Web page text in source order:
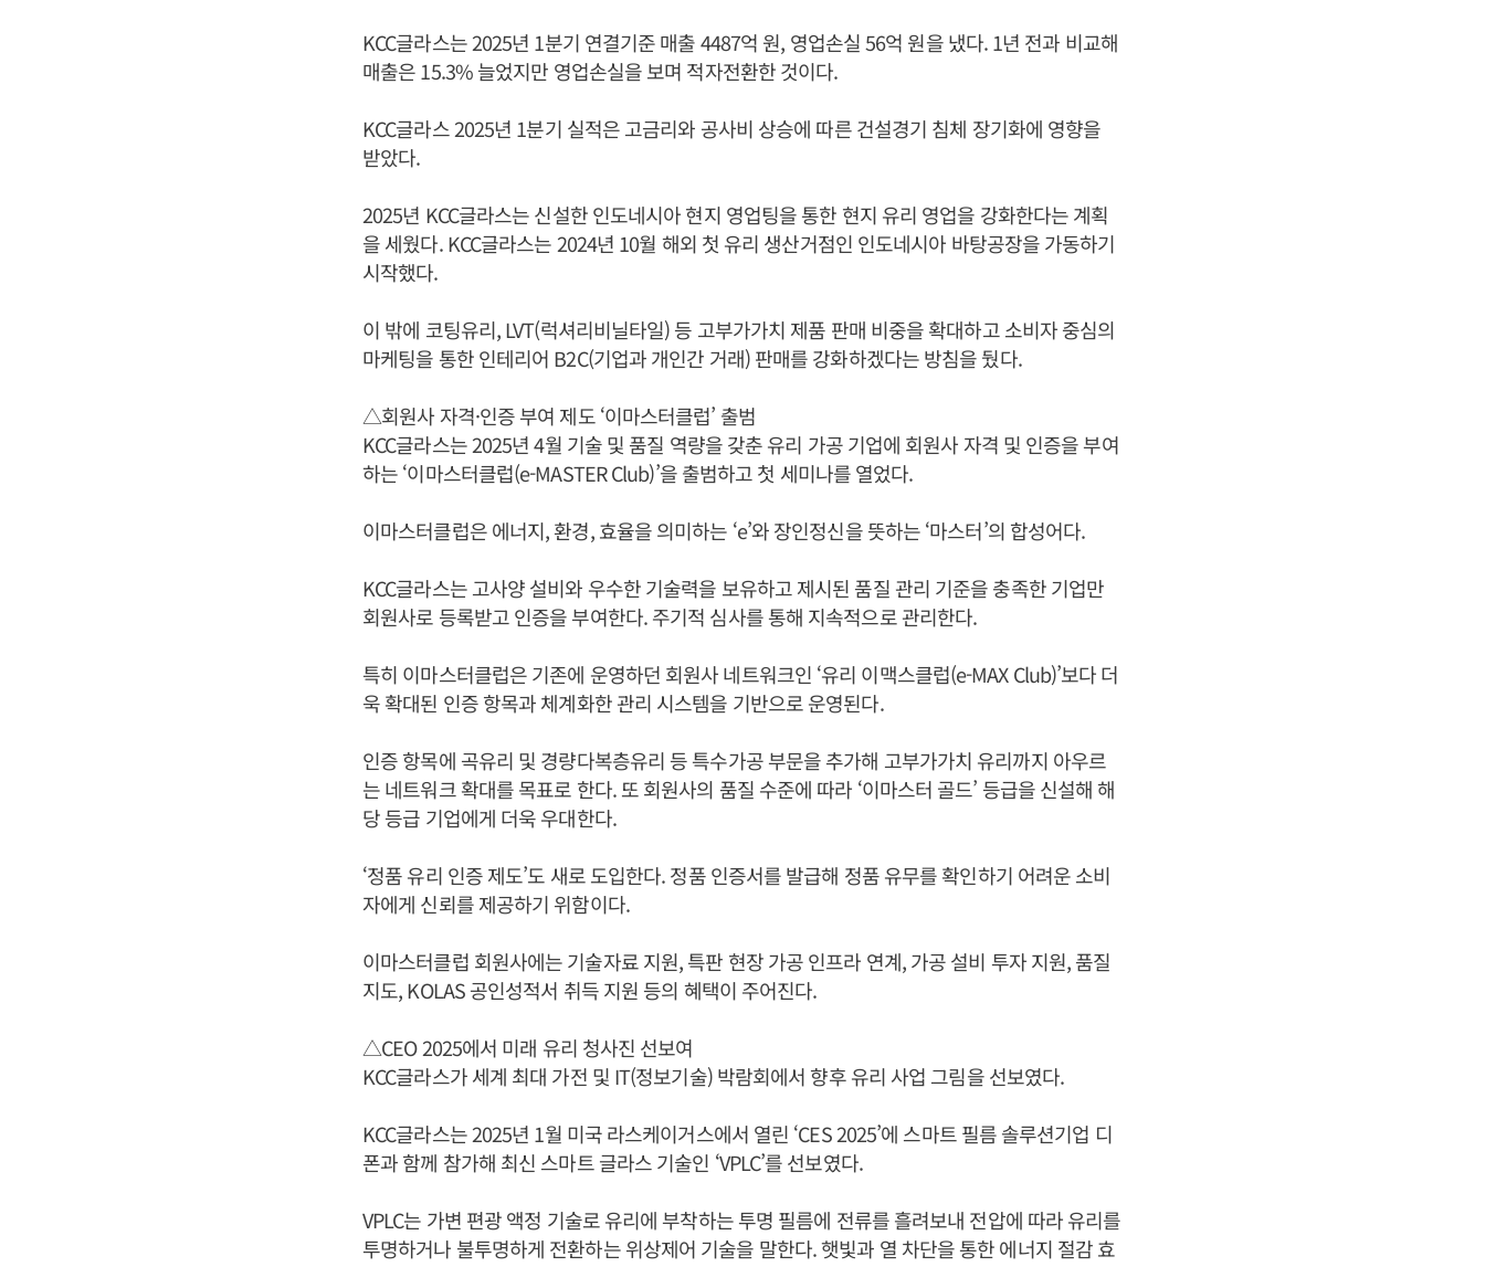
KCC글라스는 2025년 1분기 연결기준 매출 4487억 원, 영업손실 56억 원을 냈다. 1년 전과 비교해
매출은 15.3% 늘었지만 영업손실을 보며 적자전환한 것이다.
KCC글라스 2025년 1분기 실적은 고금리와 공사비 상승에 따른 건설경기 침체 장기화에 영향을
받았다.
2025년 KCC글라스는 신설한 인도네시아 현지 영업팅을 통한 현지 유리 영업을 강화한다는 계획
을 세웠다. KCC글라스는 2024년 10월 해외 첫 유리 생산거점인 인도네시아 바탕공장을 가동하기
시작했다.
이 밖에 코팅유리, LVT(럭셔리비닐타일) 등 고부가가치 제품 판매 비중을 확대하고 소비자 중심의
마케팅을 통한 인테리어 B2C(기업과 개인간 거래) 판매를 강화하겠다는 방침을 뒀다.
△회원사 자격·인증 부여 제도 ‘이마스터클럽’ 출범
KCC글라스는 2025년 4월 기술 및 품질 역량을 갖춘 유리 가공 기업에 회원사 자격 및 인증을 부여
하는 ‘이마스터클럽(e-MASTER Club)’을 출범하고 첫 세미나를 열었다.
이마스터클럽은 에너지, 환경, 효율을 의미하는 ‘e’와 장인정신을 뜻하는 ‘마스터’의 합성어다.
KCC글라스는 고사양 설비와 우수한 기술력을 보유하고 제시된 품질 관리 기준을 충족한 기업만
회원사로 등록받고 인증을 부여한다. 주기적 심사를 통해 지속적으로 관리한다.
특히 이마스터클럽은 기존에 운영하던 회원사 네트워크인 ‘유리 이맥스클럽(e-MAX Club)’보다 더
욱 확대된 인증 항목과 체계화한 관리 시스템을 기반으로 운영된다.
인증 항목에 곡유리 및 경량다복층유리 등 특수가공 부문을 추가해 고부가가치 유리까지 아우르
는 네트워크 확대를 목표로 한다. 또 회원사의 품질 수준에 따라 ‘이마스터 골드’ 등급을 신설해 해
당 등급 기업에게 더욱 우대한다.
‘정품 유리 인증 제도’도 새로 도입한다. 정품 인증서를 발급해 정품 유무를 확인하기 어려운 소비
자에게 신뢰를 제공하기 위함이다.
이마스터클럽 회원사에는 기술자료 지원, 특판 현장 가공 인프라 연계, 가공 설비 투자 지원, 품질
지도, KOLAS 공인성적서 취득 지원 등의 혜택이 주어진다.
△CEO 2025에서 미래 유리 청사진 선보여
KCC글라스가 세계 최대 가전 및 IT(정보기술) 박람회에서 향후 유리 사업 그림을 선보였다.
KCC글라스는 2025년 1월 미국 라스케이거스에서 열린 ‘CES 2025’에 스마트 필름 솔루션기업 디
폰과 함께 참가해 최신 스마트 글라스 기술인 ‘VPLC’를 선보였다.
VPLC는 가변 편광 액정 기술로 유리에 부착하는 투명 필름에 전류를 흘려보내 전압에 따라 유리를
투명하거나 불투명하게 전환하는 위상제어 기술을 말한다. 햇빛과 열 차단을 통한 에너지 절감 효